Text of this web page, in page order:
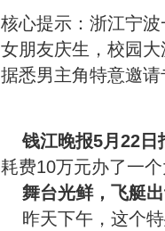
核心提示：浙江宁
女朋友庆生，校园
据悉男主角特意邀
钱江晚报5月22日
耗费10万元办了一
舞台光鲜，飞艇
昨天下午，这个